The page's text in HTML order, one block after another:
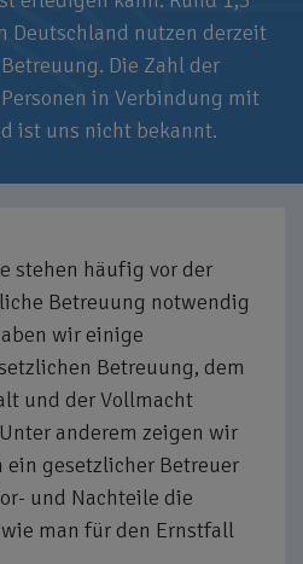
Deutschland nutzen derzeit
Die Zahl der
in Verbindung mit
ist uns nicht bekannt.
stehen häufig vor der
Betreuung notwendig
wir einige
Betreuung, dem
und der Vollmacht
anderem zeigen wir
ein gesetzlicher Betreuer
und Nachteile die
man für den Ernstfall